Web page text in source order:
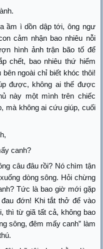
ầm ì dồn dập tới, ông ngư
cảm nhận bao nhiêu nỗi
hình ảnh trận bão tố để
chết, bao nhiêu thứ hiểm
ngoài chỉ biết khóc thôi!
được, không ai thế được
này một mình trên chiếc
mà không ai cứu giúp, cuối
canh?
câu đâu rồi? Nó chìm tận
dòng sông. Hỏi chừng
Tức là bao giờ mới gặp
đớn! Khi tắt thở để vào
thì từ giã tất cả, không bao
sông, đêm mấy canh” làm